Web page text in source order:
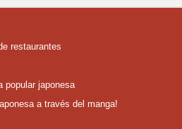
restaurantes
popular japonesa
a través del manga!